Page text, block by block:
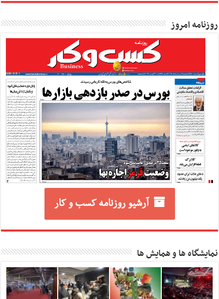
روزنامه امروز
آرشیو روزنامه کسب و کار
نمایشگاه ها و همایش ها